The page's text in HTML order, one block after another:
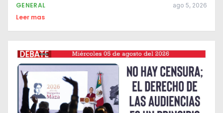
GENERAL ago 5, 2026
Leer mas